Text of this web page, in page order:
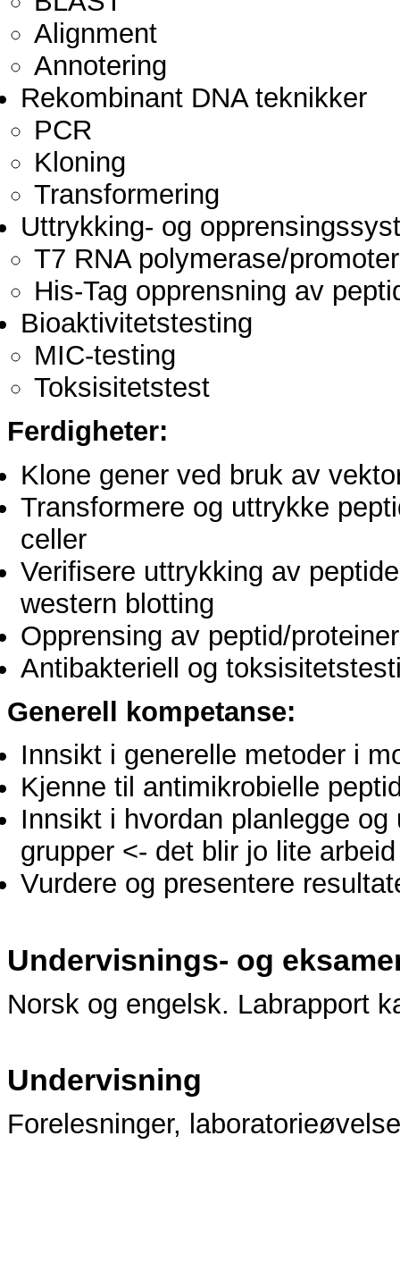
Alignment
Annotering
Rekombinant DNA teknikker
PCR
Kloning
Transformering
Uttrykking- og
T7 RNA polymerase/
His-Tag opprensning av
Bioaktivitetstesting
MIC-testing
Toksisitetstest
Ferdigheter:
Klone gener ved bruk av
Transformere og uttrykke
celler
Verifisere uttrykking av
western blotting
Opprensing av peptid/
Antibakteriell og
Generell kompetanse:
Innsikt i generelle metoder i
Kjenne til antimikrobielle
Innsikt i hvordan planlegge
grupper <- det blir jo lite
Vurdere og presentere
Undervisnings- og
Norsk og engelsk. Labrapport
Undervisning
Forelesninger,